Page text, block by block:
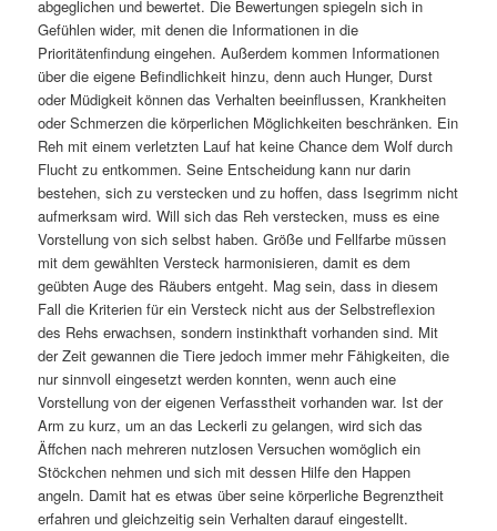
abgeglichen und bewertet. Die Bewertungen spiegeln sich in
Gefühlen wider, mit denen die Informationen in die
Prioritätenfindung eingehen. Außerdem kommen Informationen
über die eigene Befindlichkeit hinzu, denn auch Hunger, Durst
oder Müdigkeit können das Verhalten beeinflussen, Krankheiten
oder Schmerzen die körperlichen Möglichkeiten beschränken. Ein
Reh mit einem verletzten Lauf hat keine Chance dem Wolf durch
Flucht zu entkommen. Seine Entscheidung kann nur darin
bestehen, sich zu verstecken und zu hoffen, dass Isegrimm nicht
aufmerksam wird. Will sich das Reh verstecken, muss es eine
Vorstellung von sich selbst haben. Größe und Fellfarbe müssen
mit dem gewählten Versteck harmonisieren, damit es dem
geübten Auge des Räubers entgeht. Mag sein, dass in diesem
Fall die Kriterien für ein Versteck nicht aus der Selbstreflexion
des Rehs erwachsen, sondern instinkthaft vorhanden sind. Mit
der Zeit gewannen die Tiere jedoch immer mehr Fähigkeiten, die
nur sinnvoll eingesetzt werden konnten, wenn auch eine
Vorstellung von der eigenen Verfasstheit vorhanden war. Ist der
Arm zu kurz, um an das Leckerli zu gelangen, wird sich das
Äffchen nach mehreren nutzlosen Versuchen womöglich ein
Stöckchen nehmen und sich mit dessen Hilfe den Happen
angeln. Damit hat es etwas über seine körperliche Begrenztheit
erfahren und gleichzeitig sein Verhalten darauf eingestellt.